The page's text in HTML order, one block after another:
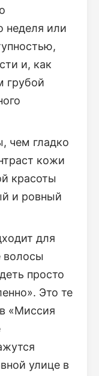
неделя или
и, как
грубой
чем гладко
кожи
красоты
и ровный
для
волосы
просто
Это те
«Миссия
улице в